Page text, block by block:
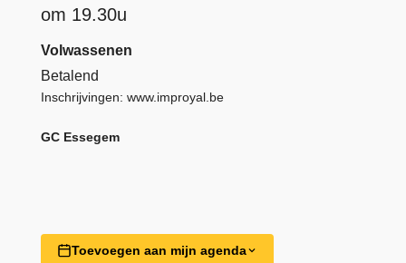
om 19.30u
Volwassenen
Betalend
Inschrijvingen: www.improyal.be
GC Essegem
Toevoegen aan mijn agenda